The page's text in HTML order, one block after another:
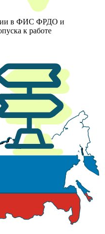
в ФИС ФРДО и
к работе